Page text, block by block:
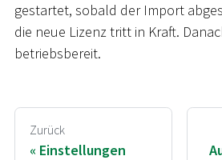
gestartet, sobald der Import
die neue Lizenz tritt in Kraft.
betriebsbereit.
Zurück
Einstellungen